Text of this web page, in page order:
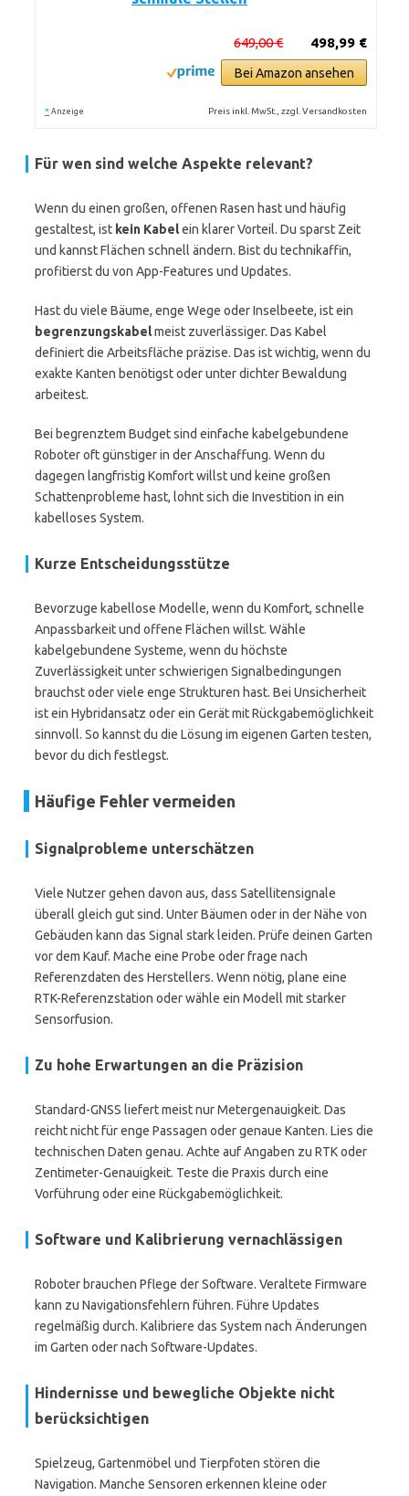
498,99 €
649,00 €
Bei Amazon ansehen
* Anzeige Preis inkl. MwSt., zzgl. Versandkosten
Für wen sind welche Aspekte relevant?
Wenn du einen großen, offenen Rasen hast und häufig
gestaltest, ist kein Kabelein klarer Vorteil. Du sparst Zeit
und kannst Flächen schnell ändern. Bist du technikaffin,
profitierst du von App-Features und Updates.
Hast du viele Bäume, enge Wege oder Inselbeete, ist ein
begrenzungskabelmeist zuverlässiger. Das Kabel
definiert die Arbeitsfläche präzise. Das ist wichtig, wenn du
exakte Kanten benötigst oder unter dichter Bewaldung
arbeitest.
Bei begrenztem Budget sind einfache kabelgebundene
Roboter oft günstiger in der Anschaffung. Wenn du
dagegen langfristig Komfort willst und keine großen
Schattenprobleme hast, lohnt sich die Investition in ein
kabelloses System.
Kurze Entscheidungsstütze
Bevorzuge kabellose Modelle, wenn du Komfort, schnelle
Anpassbarkeit und offene Flächen willst. Wähle
kabelgebundene Systeme, wenn du höchste
Zuverlässigkeit unter schwierigen Signalbedingungen
brauchst oder viele enge Strukturen hast. Bei Unsicherheit
ist ein Hybridansatz oder ein Gerät mit Rückgabemöglichkeit
sinnvoll. So kannst du die Lösung im eigenen Garten testen,
bevor du dich festlegst.
Häufige Fehler vermeiden
Signalprobleme unterschätzen
Viele Nutzer gehen davon aus, dass Satellitensignale
überall gleich gut sind. Unter Bäumen oder in der Nähe von
Gebäuden kann das Signal stark leiden. Prüfe deinen Garten
vor dem Kauf. Mache eine Probe oder frage nach
Referenzdaten des Herstellers. Wenn nötig, plane eine
RTK-Referenzstation oder wähle ein Modell mit starker
Sensorfusion.
Zu hohe Erwartungen an die Präzision
Standard-GNSS liefert meist nur Metergenauigkeit. Das
reicht nicht für enge Passagen oder genaue Kanten. Lies die
technischen Daten genau. Achte auf Angaben zu RTK oder
Zentimeter-Genauigkeit. Teste die Praxis durch eine
Vorführung oder eine Rückgabemöglichkeit.
Software und Kalibrierung vernachlässigen
Roboter brauchen Pflege der Software. Veraltete Firmware
kann zu Navigationsfehlern führen. Führe Updates
regelmäßig durch. Kalibriere das System nach Änderungen
im Garten oder nach Software-Updates.
Hindernisse und bewegliche Objekte nicht
berücksichtigen
Spielzeug, Gartenmöbel und Tierpfoten stören die
Navigation. Manche Sensoren erkennen kleine oder